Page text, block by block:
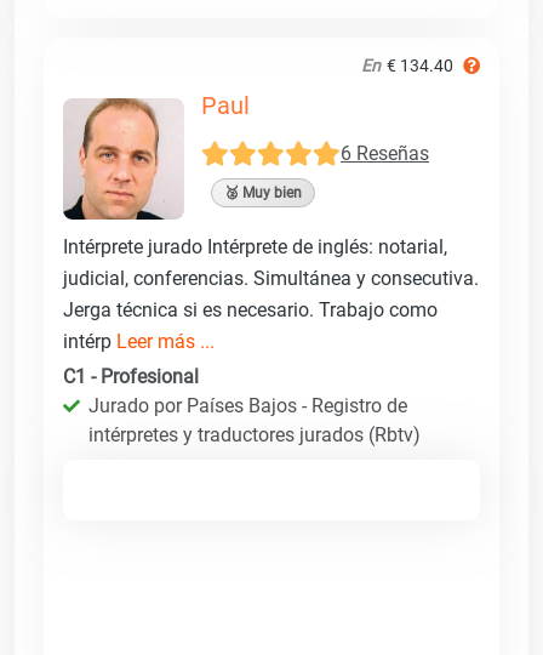
En € 134.40
Paul
6 Reseñas
🥈 Muy bien
Intérprete jurado Intérprete de inglés: notarial,
judicial, conferencias. Simultánea y consecutiva.
Jerga técnica si es necesario. Trabajo como
intérp Leer más ...
C1 - Profesional
Jurado por Países Bajos - Registro de
intérpretes y traductores jurados (Rbtv)